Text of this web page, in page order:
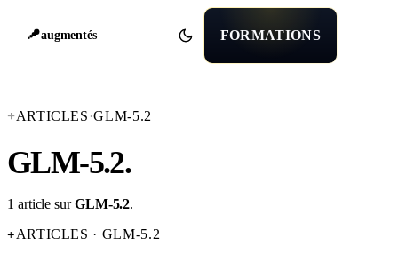
augmentés FORMATIONS
+ARTICLES ·GLM-5.2
GLM-5.2.
1 article surGLM-5.2.
+ARTICLES · GLM-5.2